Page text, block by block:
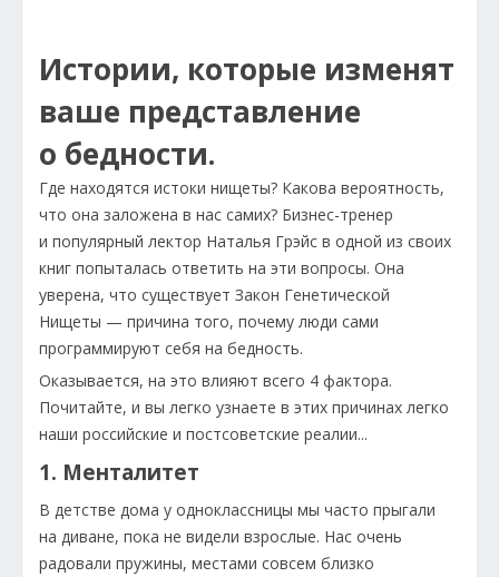
Истории, которые изменят
ваше представление
о бедности.
Где находятся истоки нищеты? Какова вероятность,
что она заложена в нас самих? Бизнес-тренер
и популярный лектор Наталья Грэйс в одной из своих
книг попыталась ответить на эти вопросы. Она
уверена, что существует Закон Генетической
Нищеты — причина того, почему люди сами
программируют себя на бедность.
Оказывается, на это влияют всего 4 фактора.
Почитайте, и вы легко узнаете в этих причинах легко
наши российские и постсоветские реалии...
1. Менталитет
В детстве дома у одноклассницы мы часто прыгали
на диване, пока не видели взрослые. Нас очень
радовали пружины, местами совсем близко